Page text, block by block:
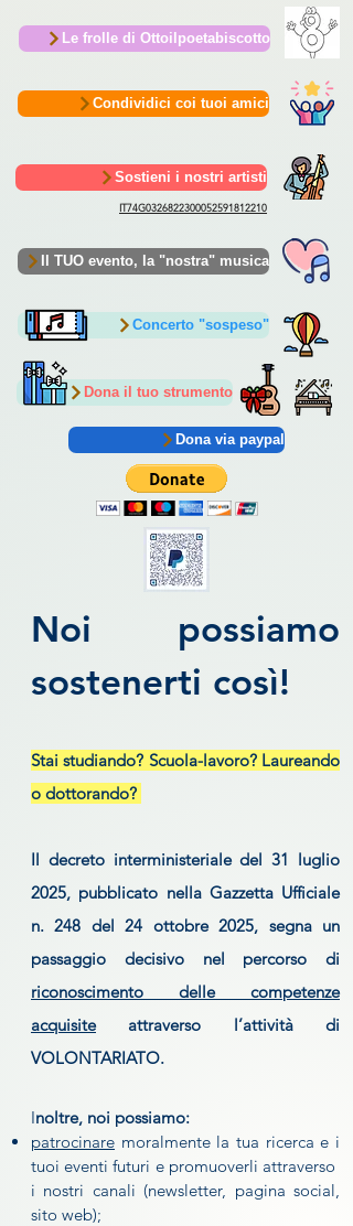
Le frolle di Ottoilpoetabiscotto
Condividici coi tuoi amici
Sostieni i nostri artisti
IT74G0326822300052591812210
Il TUO evento, la "nostra" musica
Concerto "sospeso"
Dona il tuo strumento
Dona via paypal
Noi possiamo
sostenerti così!
Stai studiando? Scuola-lavoro? Laureando
o dottorando?
Il decreto interministeriale del 31 luglio
2025, pubblicato nella Gazzetta Ufficiale
n. 248 del 24 ottobre 2025, segna un
passaggio decisivo nel percorso di
riconoscimento delle competenze
acquisiteattraverso l’attività di
VOLONTARIATO.
Inoltre, noi possiamo:
patrocinare moralmente la tua ricerca e i
tuoi eventi futuri e promuoverli attraverso
i nostri canali (newsletter, pagina social,
sito web);